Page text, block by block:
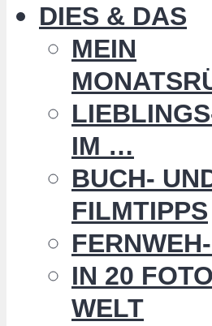
DIES & DAS
MEIN
IM …
BUCH-
FILMTIPPS
IN 20
WELT